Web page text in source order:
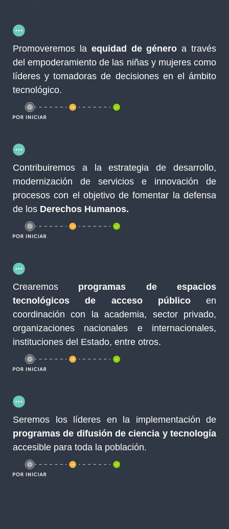
Promoveremos la equidad de género a través
del empoderamiento de las niñas y mujeres como
líderes y tomadoras de decisiones en el ámbito
tecnológico.
Contribuiremos a la estrategia de desarrollo,
modernización de servicios e innovación de
procesos con el objetivo de fomentar la defensa
de los Derechos Humanos.
Crearemos programas de espacios
tecnológicos de acceso públicoen
coordinación con la academia, sector privado,
organizaciones nacionales e internacionales,
instituciones del Estado, entre otros.
Seremos los líderes en la implementación de
programas de difusión de ciencia y tecnología
accesible para toda la población.